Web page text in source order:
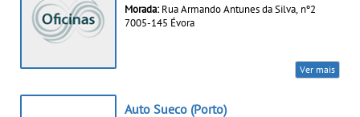
Morada: Rua Armando Antunes da Silva, nº2
7005-145 Évora
Ver mais
Auto Sueco (Porto)